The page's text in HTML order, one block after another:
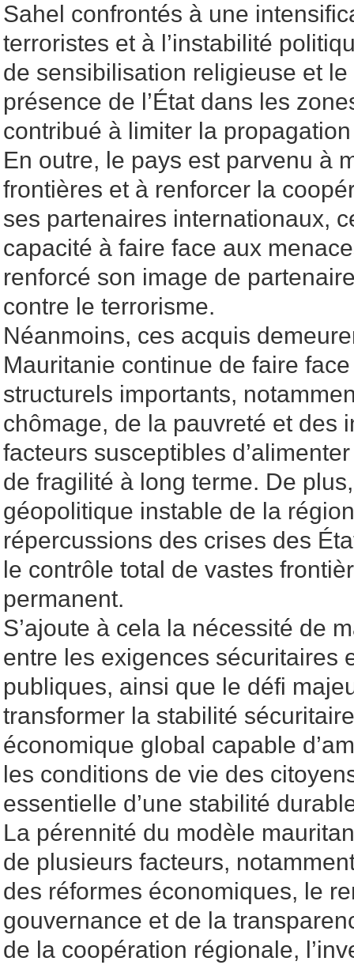
Sahel confrontés à une
terroristes et à l’instabilité
de sensibilisation religieuse et
présence de l’État dans les
contribué à limiter la
En outre, le pays est parvenu à
frontières et à renforcer la
ses partenaires internationaux,
capacité à faire face aux
renforcé son image de
contre le terrorisme.
Néanmoins, ces acquis
Mauritanie continue de faire
structurels importants,
chômage, de la pauvreté et des
facteurs susceptibles
de fragilité à long terme. De
géopolitique instable de la
répercussions des crises des
le contrôle total de vastes
permanent.
S’ajoute à cela la nécessité de
entre les exigences sécuritaires
publiques, ainsi que le défi
transformer la stabilité
économique global capable
les conditions de vie des
essentielle d’une stabilité
La pérennité du modèle
de plusieurs facteurs,
des réformes économiques, le
gouvernance et de la
de la coopération régionale,